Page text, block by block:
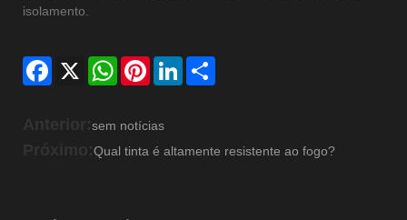
isolamento.
Facebook
X WhatsAppPinterestLinkedIn
sem notícias
Qual tinta é altamente resistente ao fogo?